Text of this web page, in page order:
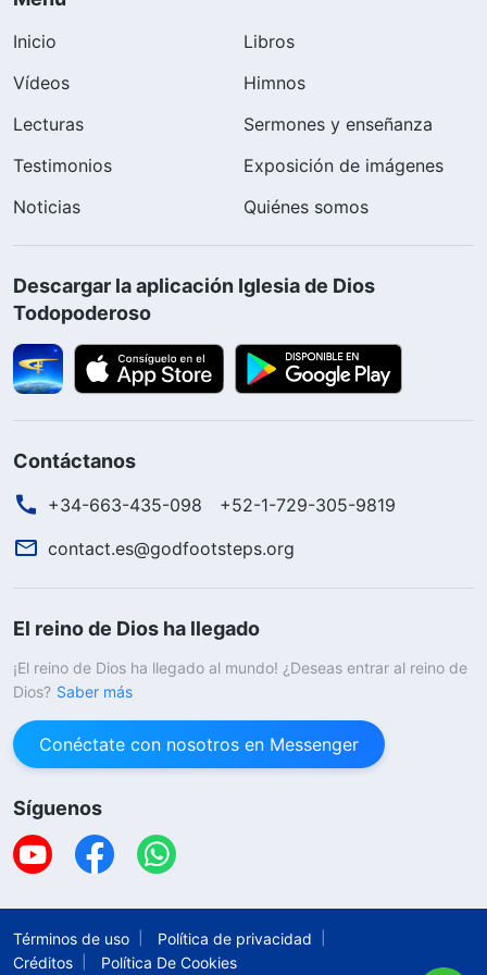
Inicio
Libros
Vídeos
Himnos
Lecturas
Sermones y enseñanza
Testimonios
Exposición de imágenes
Noticias
Quiénes somos
Descargar la aplicación Iglesia de Dios
Todopoderoso
Contáctanos
+34-663-435-098
+52-1-729-305-9819
contact.es@godfootsteps.org
El reino de Dios ha llegado
¡El reino de Dios ha llegado al mundo! ¿Deseas entrar al reino de
Dios? Saber más
Conéctate con nosotros en Messenger
Síguenos
Términos de uso
Política de privacidad
Créditos
Política De Cookies